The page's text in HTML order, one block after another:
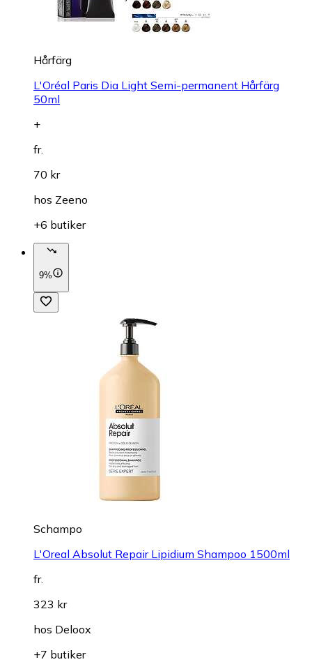
Hårfärg
L'Oréal Paris Dia Light Semi-permanent Hårfärg
50ml
+
fr.
70 kr
hos Zeeno
+6 butiker
9%
Schampo
L'Oreal Absolut Repair Lipidium Shampoo 1500ml
fr.
323 kr
hos Deloox
+7 butiker